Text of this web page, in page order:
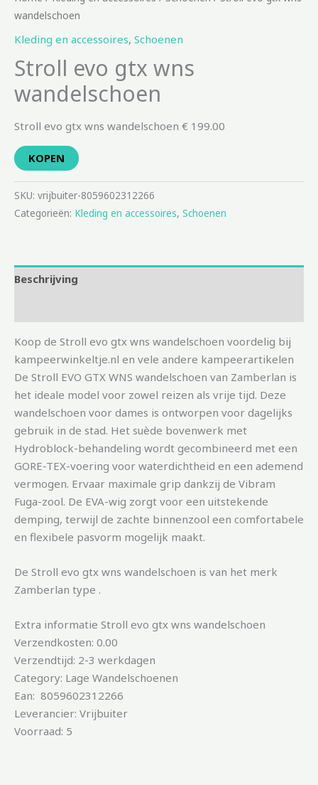
wandelschoen
Kleding en accessoires, Schoenen
Stroll evo gtx wns
wandelschoen
Stroll evo gtx wns wandelschoen € 199.00
KOPEN
SKU: vrijbuiter-8059602312266
Categorieën: Kleding en accessoires, Schoenen
Beschrijving
Koop de Stroll evo gtx wns wandelschoen voordelig bij
kampeerwinkeltje.nl en vele andere kampeerartikelen
De Stroll EVO GTX WNS wandelschoen van Zamberlan is
het ideale model voor zowel reizen als vrije tijd. Deze
wandelschoen voor dames is ontworpen voor dagelijks
gebruik in de stad. Het suède bovenwerk met
Hydroblock-behandeling wordt gecombineerd met een
GORE-TEX-voering voor waterdichtheid en een ademend
vermogen. Ervaar maximale grip dankzij de Vibram
Fuga-zool. De EVA-wig zorgt voor een uitstekende
demping, terwijl de zachte binnenzool een comfortabele
en flexibele pasvorm mogelijk maakt.
De Stroll evo gtx wns wandelschoen is van het merk
Zamberlan type .
Extra informatie Stroll evo gtx wns wandelschoen
Verzendkosten: 0.00
Verzendtijd: 2-3 werkdagen
Category: Lage Wandelschoenen
Ean: 8059602312266
Leverancier: Vrijbuiter
Voorraad: 5